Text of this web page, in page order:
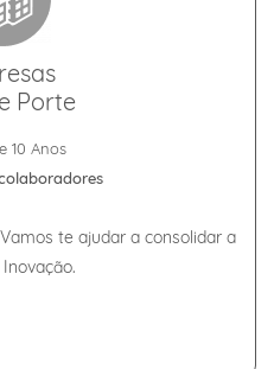
Porte
10 Anos
te ajudar a consolidar a